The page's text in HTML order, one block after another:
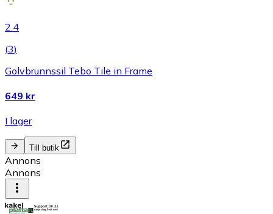
2.4
(3)
Golvbrunnssil Tebo Tile in Frame
649 kr
I lager
Till butik
Annons
Annons